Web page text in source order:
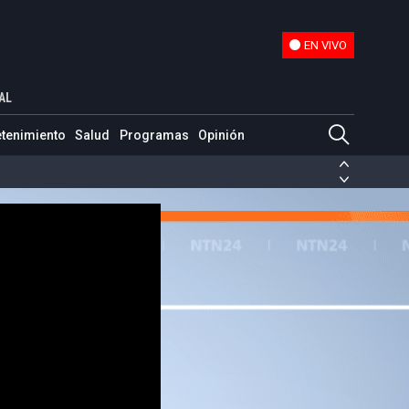
EN VIVO
Salud Programas Opinión
de las FARC
Alarcón de Radio Ambulante